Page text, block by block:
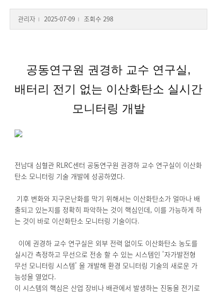
관리자 l 2025-07-09 l 조회수 298
공동연구원 권경하 교수 연구실,
배터리 전기 없는 이산화탄소 실시간
모니터링 개발
전남대 심혈관 RLRC센터 공동연구원 권경하 교수 연구실이 이산화
탄소 모니터링 기술 개발에 성공하였다.
기후 변화와 지구온난화를 막기 위해서는 이산화탄소가 얼마나 배
출되고 있는지를 정확히 파악하는 것이 핵심인데, 이를 가능하게 하
는 것이 바로 이산화탄소 모니터링 기술이다.
이에 권경하 교수 연구실은 외부 전력 없이도 이산화탄소 농도를
실시간 측정하고 무선으로 전송 할 수 있는 시스템인 '자가발전형
무선 모니터링 시스템' 을 개발해 환경 모니터링 기술의 새로운 가
능성을 열었다.
이 시스템의 핵심은 산업 장비나 배관에서 발생하는 진동을 전기로